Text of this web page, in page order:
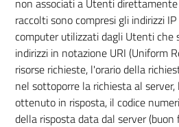
non associati a Utenti
raccolti sono compresi gli indirizzi
computer utilizzati dagli Utenti che
indirizzi in notazione URI (Uniform
risorse richieste, l'orario della
nel sottoporre la richiesta al
ottenuto in risposta, il codice
della risposta data dal server (buon